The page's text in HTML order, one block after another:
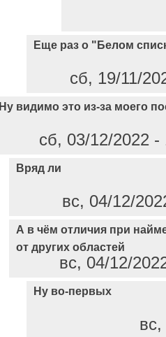
Еще раз о "Белом
сб, 19/11/
Ну видимо это из-за моего
сб, 03/12/2022
Вряд ли
вс, 04/12/
А в чём отличия при
от других областей
вс, 04/12/
Ну во-первых